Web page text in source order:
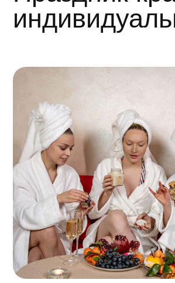
"Хюррем Султан"
для троих
Распаривание в хаммам с
Эвкалипта